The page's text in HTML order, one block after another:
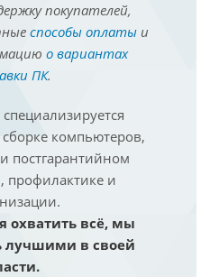
покупателей,
способы оплатыи
о вариантах
ПК.
компьютеров,
постгарантийном
профилактике и
охватить всё, мы
лучшими в своей